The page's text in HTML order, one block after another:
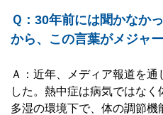
Ｑ：30年前には聞かなか
から、この言葉がメジャ
Ａ：近年、メディア報道を
した。熱中症は病気ではな
多湿の環境下で、体の調節